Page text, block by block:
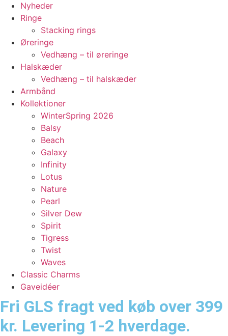
Nyheder
Ringe
Stacking rings
Øreringe
Vedhæng – til øreringe
Halskæder
Vedhæng – til halskæder
Armbånd
Kollektioner
WinterSpring 2026
Balsy
Beach
Galaxy
Infinity
Lotus
Nature
Pearl
Silver Dew
Spirit
Tigress
Twist
Waves
Classic Charms
Gaveidéer
Fri GLS fragt ved køb over 399
kr. Levering 1-2 hverdage.